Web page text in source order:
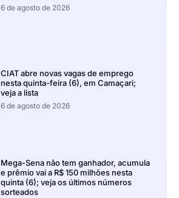
6 de agosto de 2026
CIAT abre novas vagas de emprego
nesta quinta-feira (6), em Camaçari;
veja a lista
6 de agosto de 2026
Mega-Sena não tem ganhador, acumula
e prêmio vai a R$ 150 milhões nesta
quinta (6); veja os últimos números
sorteados